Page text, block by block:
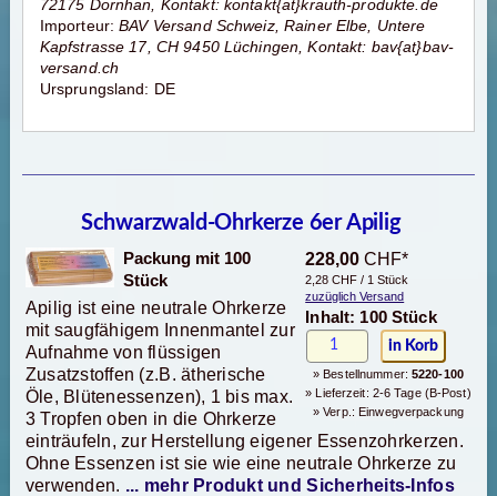
72175 Dornhan, Kontakt: kontakt{at}krauth-produkte.de
Importeur:BAV Versand Schweiz, Rainer Elbe, Untere
Kapfstrasse 17, CH 9450 Lüchingen, Kontakt: bav{at}bav-
versand.ch
Ursprungsland: DE
Schwarzwald-Ohrkerze 6er Apilig
228,00 CHF*
2,28 CHF / 1 Stück
zuzüglich Versand
Inhalt: 100 Stück
» Bestellnummer: 5220-100
» Lieferzeit: 2-6 Tage (B-Post)
» Verp.: Einwegverpackung
Packung mit 100
Stück
Apilig ist eine neutrale Ohrkerze
mit saugfähigem Innenmantel zur
Aufnahme von flüssigen
Zusatzstoffen (z.B. ätherische
Öle, Blütenessenzen), 1 bis max.
3 Tropfen oben in die Ohrkerze
einträufeln, zur Herstellung eigener Essenzohrkerzen.
Ohne Essenzen ist sie wie eine neutrale Ohrkerze zu
verwenden. ... mehr Produkt und Sicherheits-Infos